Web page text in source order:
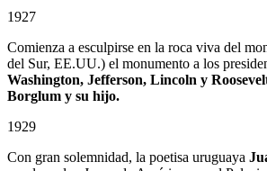
1927
Comienza a esculpirse en la roca viva del
del Sur, EE.UU.) el monumento a los
Washington, Jefferson, Lincoln y
Borglum y su hijo.
1929
Con gran solemnidad, la poetisa uruguaya